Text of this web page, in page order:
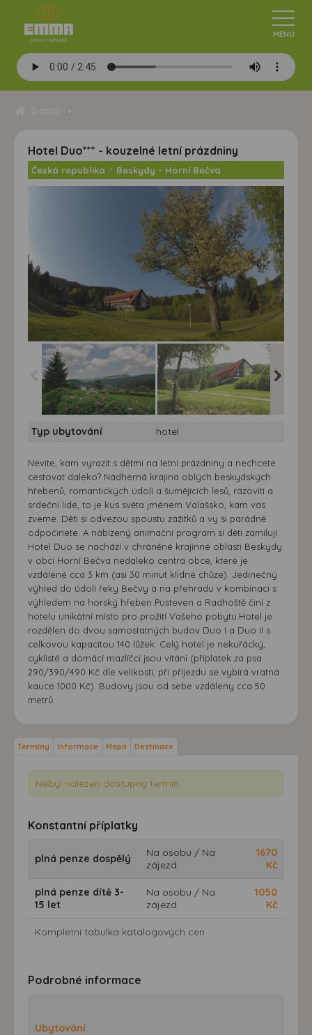
Hotel Duo*** - kouzelné letní prázdniny
Česká republika > Beskydy - Horní Bečva
letní prázdniny
letní prázdniny
Typ ubytování hotel
Nevíte, kam vyrazit s dětmi na letní prázdniny a nechcete
cestovat daleko? Nádherná krajina oblých beskydských
hřebenů, romantických údolí a šumějících lesů, rázovití a
srdeční lidé, to je kus světa jménem Valašsko, kam vás
zveme. Děti si odvezou spoustu zážitků a vy si parádně
odpočinete. A nábízený animační program si děti zamilují.
Hotel Duo se nachází v chráněné krajinné oblasti Beskydy
v obci Horní Bečva nedaleko centra obce, které je
vzdálené cca 3 km (asi 30 minut klidné chůze). Jedinečný
výhled do údolí řeky Bečvy a na přehradu v kombinaci s
výhledem na horský hřeben Pusteven a Radhoště činí z
hotelu unikátní místo pro prožití Vašeho pobytu.Hotel je
rozdělen do dvou samostatných budov Duo I a Duo II s
celkovou kapacitou 140 lůžek. Celý hotel je nekuřácký,
cyklisté a domácí mazlíčci jsou vítáni (příplatek za psa
290/390/490 Kč dle velikosti, při příjezdu se vybírá vratná
kauce 1000 Kč). Budovy jsou od sebe vzdáleny cca 50
metrů.
Termíny Informace Mapa Destinace
Nebyl nalezen dostupný termín.
Konstantní příplatky
plná penze dospělý
Na osobu / Na
zájezd
1670
Kč
plná penze dítě 3-
15 let
Na osobu / Na
zájezd
1050
Kč
Kompletní tabulka katalogových cen
Podrobné informace
Ubytování